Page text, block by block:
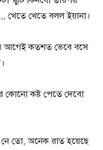
খেতে খেতে বলল ইয়ানা।
আগেই কতশত ভেবে বসে
কোনো কষ্ট পেতে দেবো
তো, অনেক রাত হয়েছে